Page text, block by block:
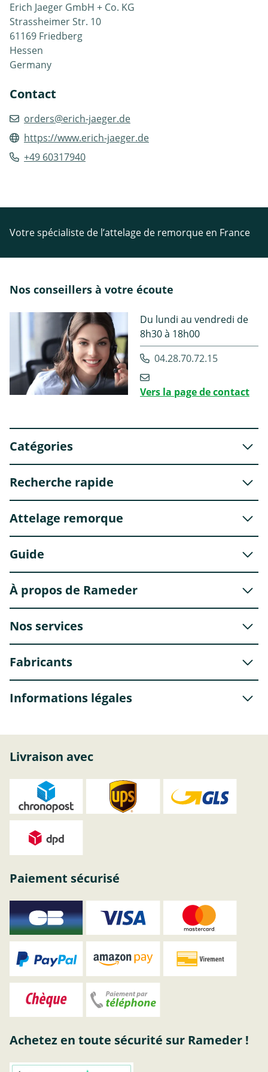
Erich Jaeger GmbH + Co. KG
Strassheimer Str. 10
61169 Friedberg
Hessen
Germany
Contact
orders@erich-jaeger.de
https://www.erich-jaeger.de
+49 60317940
Votre spécialiste de l’attelage de remorque en France
Nos conseillers à votre écoute
Du lundi au vendredi de
8h30 à 18h00
04.28.70.72.15
Vers la page de contact
Catégories
Recherche rapide
Attelage remorque
Guide
À propos de Rameder
Nos services
Fabricants
Informations légales
Livraison avec
Paiement sécurisé
Achetez en toute sécurité sur Rameder !